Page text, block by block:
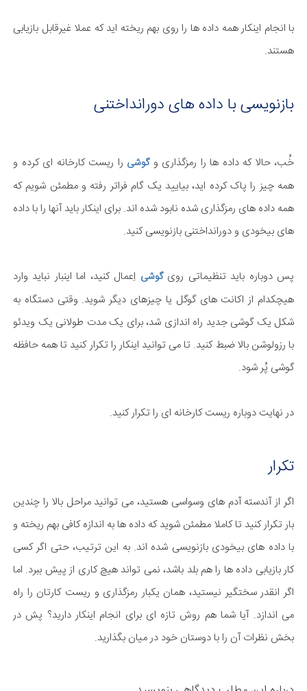
با انجام اینکار همه داده ها را روی بهم ریخته اید که عملا غیرقابل بازیابی
هستند.
بازنویسی با داده های دورانداختنی
خُب، حالا که داده ها را رمزگذاری وگوشی را ریست کارخانه ای کرده و
همه چیز را پاک کرده اید، بیایید یک گام فراتر رفته و مطمئن شویم که
همه داده های رمزگذاری شده نابود شده اند. برای اینکار باید آنها را با داده
های بیخودی و دورانداختنی بازنویسی کنید.
پس دوباره باید تنظیماتی رویگوشی اِعمال کنید، اما اینبار نباید وارد
هیچکدام از اکانت های گوگل یا چیزهای دیگر شوید. وقتی دستگاه به
شکل یک گوشی جدید راه اندازی شد، برای یک مدت طولانی یک ویدئو
با رزولوشن بالا ضبط کنید. تا می توانید اینکار را تکرار کنید تا همه حافظه
گوشی پُر شود.
در نهایت دوباره ریست کارخانه ای را تکرار کنید.
تکرار
اگر از آندسته آدم های وسواسی هستید، می توانید مراحل بالا را چندین
بار تکرار کنید تا کاملا مطمئن شوید که داده ها به اندازه کافی بهم ریخته و
با داده های بیخودی بازنویسی شده اند. به این ترتیب، حتی اگر کسی
کار بازیابی داده ها را هم بلد باشد، نمی تواند هیچ کاری از پیش ببرد. اما
اگر انقدر سختگیر نیستید، همان یکبار رمزگذاری و ریست کارتان را راه
می اندازد. آیا شما هم روش تازه ای برای انجام اینکار دارید؟ پش در
بخش نظرات آن را با دوستان خود در میان بگذارید.